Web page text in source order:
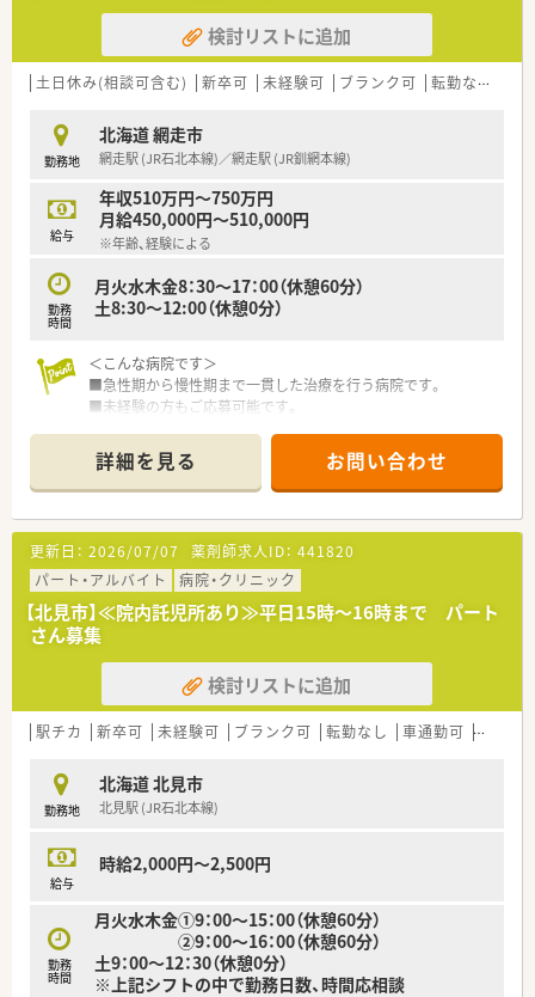
検討リストに追加
土日休み(相談可含む) 新卒可 未経験可 ブランク可 転勤なし
勤務地
北海道 網走市
網走駅 (JR石北本線)／網走駅 (JR釧網本線)
給与
年収510万円～750万円
月給450,000円～510,000円
※年齢、経験による
勤務
時間
月火水木金8：30～17：00（休憩60分）
土8:30～12:00（休憩0分）
＜こんな病院です＞
■急性期から慢性期まで一貫した治療を行う病院です。
■未経験の方もご応募可能です。
■外来は院外処方の為、入院患者様の対応がメインとなります
＜充実の福利厚生＞
■新卒の年収600万円可能！給与水準が高い求人です
■病院経験者は年収700万円以の査定も可能です☆
■託児所の利用も可能です
■ＷＥＢでの面接も可能となります♪
詳細を見る お問い合わせ
更新日： 2026/07/07 薬剤師求人ID： 441820
パート・アルバイト
病院・クリニック
【北見市】≪院内託児所あり≫平日15時～16時まで パート
さん募集
検討リストに追加
駅チカ 新卒可 未経験可 ブランク可 転勤なし 車通勤可 高給与
勤務地
北海道 北見市
北見駅 (JR石北本線)
給与
時給2,000円～2,500円
勤務
時間
月火水木金①9：00～15：00（休憩60分）
②9：00～16：00（休憩60分）
土9：00～12：30（休憩0分）
※上記シフトの中で勤務日数、時間応相談